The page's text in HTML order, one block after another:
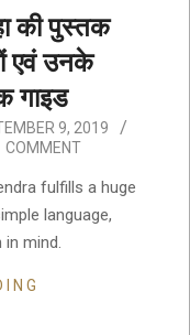
की पुस्तक
एवं उनके
गाइड
9, 2019
COMMENT
fulfills a huge
language,
mind.